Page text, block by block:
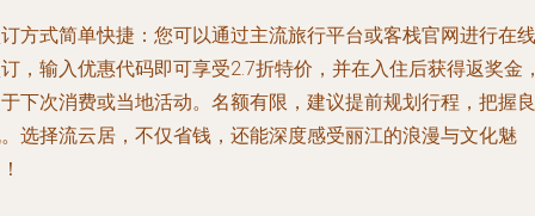
方式简单快捷：您可以通过主流旅行平台或客栈官网进行在线
，输入优惠代码即可享受2.7折特价，并在入住后获得返奖金
下次消费或当地活动。名额有限，建议提前规划行程，把握良
选择流云居，不仅省钱，还能深度感受丽江的浪漫与文化魅